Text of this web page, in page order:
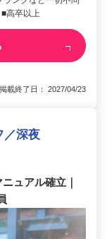
高卒以上
載終了日： 2027/04/23
／深夜
ュアル確立｜